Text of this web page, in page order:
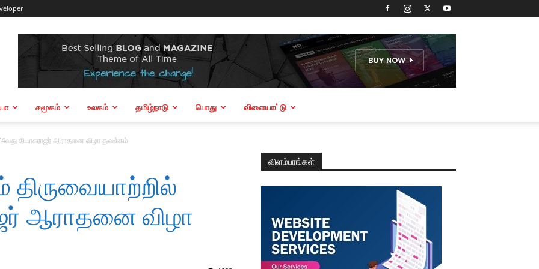
சமூகம் உலகம் தமிழ்நாடு பொது விளையாட்டு
தியாகராஜர் ஆராதனை விழா துவக்கம்
ஆராதனை விழா
விளம்பரங்கள்